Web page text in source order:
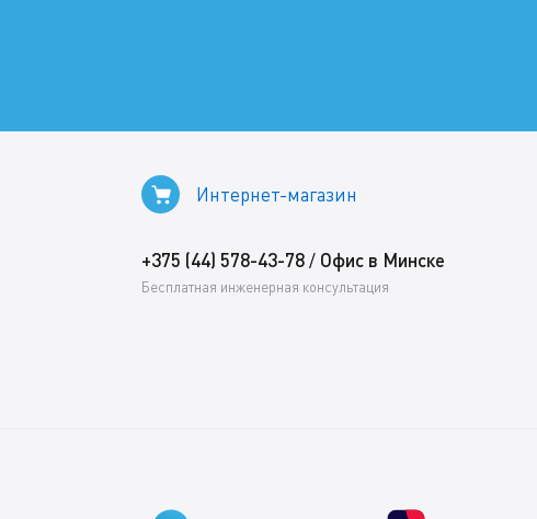
Интернет-магазин
+375 (44) 578-43-78 / Офис в Минске
Бесплатная инженерная консультация